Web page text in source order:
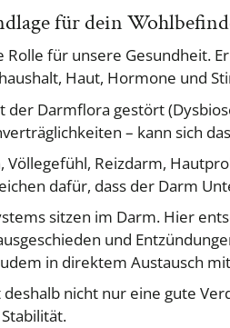
für dein
für unsere Gesundheit.
Haut, Hormone und
der Darmflora gestört
– kann sich
Völlegefühl, Reizdarm,
dafür, dass der Darm
sitzen im Darm. Hier
und
in direktem Austausch
nicht nur eine gute